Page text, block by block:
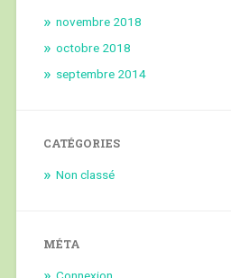
novembre 2018
octobre 2018
septembre 2014
CATÉGORIES
Non classé
MÉTA
Connexion